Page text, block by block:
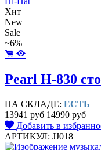
Хит
New
Sale
~6%
Pearl H-830
НА СКЛАДЕ: ЕСТЬ
13941 руб 14990 руб
Добавить в
АРТИКУЛ: JJ018